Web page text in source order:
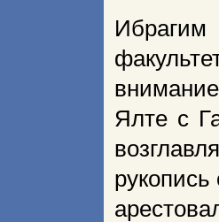
Ибрагим
Ялте с